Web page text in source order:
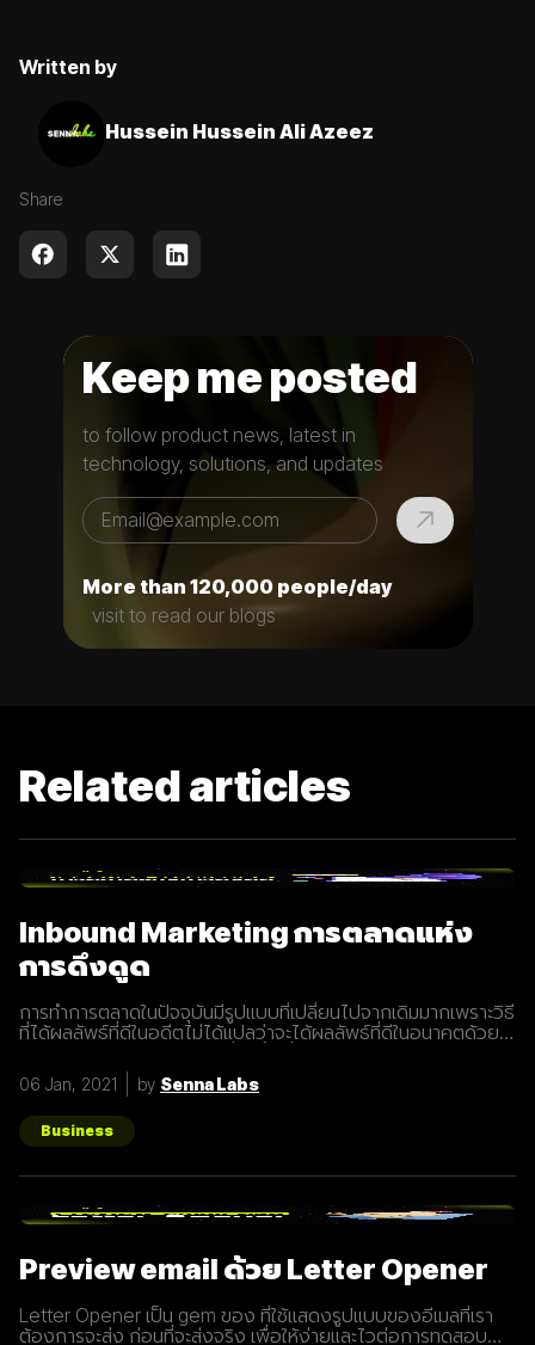
Written by
Hussein Hussein Ali Azeez
Share
Keep me posted
to follow product news, latest in
technology, solutions, and updates
More than 120,000 people/day
visit to read our blogs
Related articles
Inbound Marketing การตลาดแห่ง
การดึงดูด
การทำการตลาดในปัจจุบันมีรูปแบบที่เปลี่ยนไปจากเดิมมากเพราะวิธี
ที่ได้ผลลัพธ์ที่ดีในอดีตไม่ได้แปลว่าจะได้ผลลัพธ์ที่ดีในอนาคตด้วย
การปรับรูปแบบการทำการตลาดในการสร้างแรงดึงดูดผู้คนและ
คอยส่งมอบคุณค่าเพื่อให้เข้าถึงและสื่อสารกับกลุ่มเป้าหมายได้
อย่างมีประสิทธิภาพ Inbound Marketing คืออะไร Inbound
Marketing คือ การทำการตลาดผ่าน Content ต่างๆ เพื่อดึงดูด
กลุ่มเป้าหมายเข้ามา และตอบสนองความต้องการของลูกค้า โดย
อาจจะทำผ่านเว็บไซต์ หรือผ่านสื่อ Social Media ต่าง ๆ ซึ่งใน
และเทคโนโลยีที่พัฒนาขึ้นมาในปัจจุบันทำให้การทำการตลาดแบบ
Inbound Marketing ยังช่วยสร้างความสัมพันธ์และความน่าเชื่อ
ถือให้กับธุรกิจได้เป็นอย่างดีอีกด้วย หลักการของ Inbound
06 Jan, 2021 by Senna Labs
Business
Preview email ด้วย Letter Opener
Letter Opener เป็น gem ของ ที่ใช้แสดงรูปแบบของอีเมลที่เรา
ต้องการจะส่ง ก่อนที่จะส่งจริง เพื่อให้ง่ายและไวต่อการทดสอบ